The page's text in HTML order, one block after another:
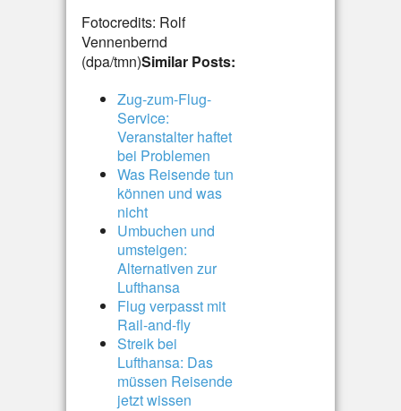
Fotocredits: Rolf
Vennenbernd
(dpa/tmn)Similar Posts:
Zug-zum-Flug-
Service:
Veranstalter haftet
bei Problemen
Was Reisende tun
können und was
nicht
Umbuchen und
umsteigen:
Alternativen zur
Lufthansa
Flug verpasst mit
Rail-and-fly
Streik bei
Lufthansa: Das
müssen Reisende
jetzt wissen